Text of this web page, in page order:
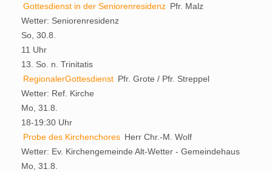
Gottesdienst in der Seniorenresidenz Pfr. Malz
Wetter: Seniorenresidenz
So, 30.8.
11 Uhr
13. So. n. Trinitatis
RegionalerGottesdienst Pfr. Grote / Pfr. Streppel
Wetter: Ref. Kirche
Mo, 31.8.
18-19:30 Uhr
Probe des Kirchenchores Herr Chr.-M. Wolf
Wetter: Ev. Kirchengemeinde Alt-Wetter - Gemeindehaus
Mo, 31.8.